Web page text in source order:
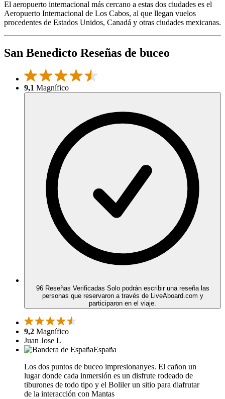
El aeropuerto internacional más cercano a estas dos ciudades es el
Aeropuerto Internacional de Los Cabos, al que llegan vuelos
procedentes de Estados Unidos, Canadá y otras ciudades mexicanas.
San Benedicto Reseñas de buceo
9,1 Magnífico
96 Reseñas Verificadas Solo podrán escribir una reseña las
personas que reservaron a través de LiveAboard.com y
participaron en el viaje.
9,2 Magnífico
Juan Jose L
España
Los dos puntos de buceo impresionanyes. El cañon un
lugar donde cada inmersión es un disfrute rodeado de
tiburones de todo tipo y el Boliler un sitio para diafrutar
de la interacción con Mantas